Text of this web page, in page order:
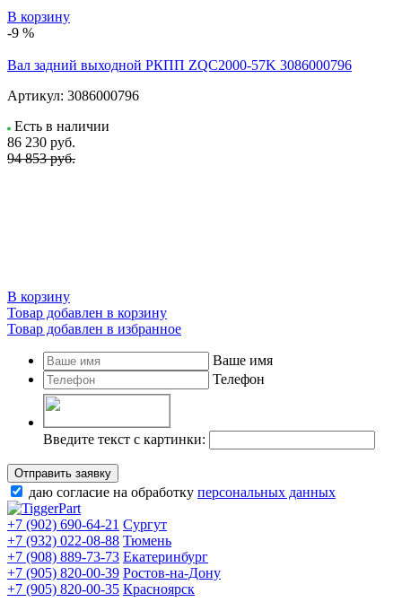
В корзину
-9 %
Вал задний выходной РКПП ZQC2000-57K 3086000796
Артикул: 3086000796
Есть в наличии
86 230 руб.
94 853 руб.
В корзину
Товар добавлен в корзину
Товар добавлен в избранное
Ваше имя
Телефон
Введите текст с картинки:
Отправить заявку
даю согласие на обработку персональных данных
+7 (902) 690-64-21 Сургут
+7 (932) 022-08-88 Тюмень
+7 (908) 889-73-73 Екатеринбург
+7 (905) 820-00-39 Ростов-на-Дону
+7 (905) 820-00-35 Красноярск